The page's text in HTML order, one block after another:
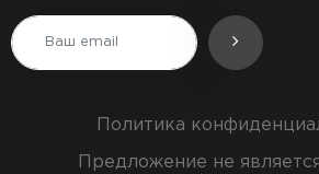
Политика
Предложение не